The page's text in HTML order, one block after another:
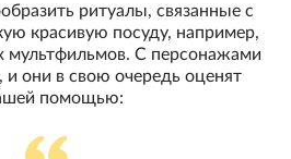
ритуалы, связанные с
красивую посуду, например,
мультфильмов. С персонажами
и они в свою очередь оценят
помощью: